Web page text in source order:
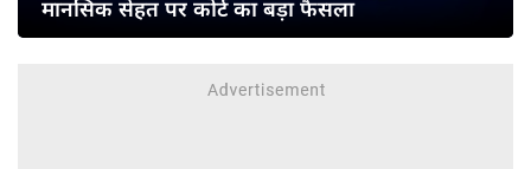
मानसिक सेहत पर कोर्ट का बड़ा फैसला